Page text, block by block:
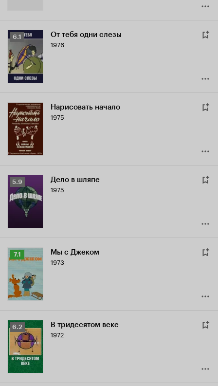
Рейтинг
Кинопоиска
6.1
6.1 От тебя одни слезы
1976
Нарисовать начало
1975
Рейтинг
Кинопоиска
5.9
5.9 Дело в шляпе
1975
Рейтинг
Кинопоиска
7.1
7.1 Мы с Джеком
1973
Рейтинг
Кинопоиска
6.2
6.2 В тридесятом веке
1972